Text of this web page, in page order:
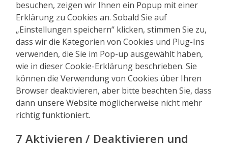
besuchen, zeigen wir Ihnen ein Popup mit einer
Erklärung zu Cookies an. Sobald Sie auf
„Einstellungen speichern“ klicken, stimmen Sie zu,
dass wir die Kategorien von Cookies und Plug-Ins
verwenden, die Sie im Pop-up ausgewählt haben,
wie in dieser Cookie-Erklärung beschrieben. Sie
können die Verwendung von Cookies über Ihren
Browser deaktivieren, aber bitte beachten Sie, dass
dann unsere Website möglicherweise nicht mehr
richtig funktioniert.
7 Aktivieren / Deaktivieren und